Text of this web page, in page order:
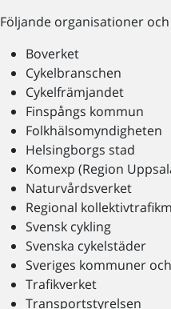
Följande organisationer
Boverket
Cykelbranschen
Cykelfrämjandet
Finspångs kommun
Folkhälsomyndigheten
Helsingborgs stad
Komexp (Region
Naturvårdsverket
Regional
Svensk cykling
Svenska cykelstäder
Sveriges kommuner
Trafikverket
Transportstyrelsen